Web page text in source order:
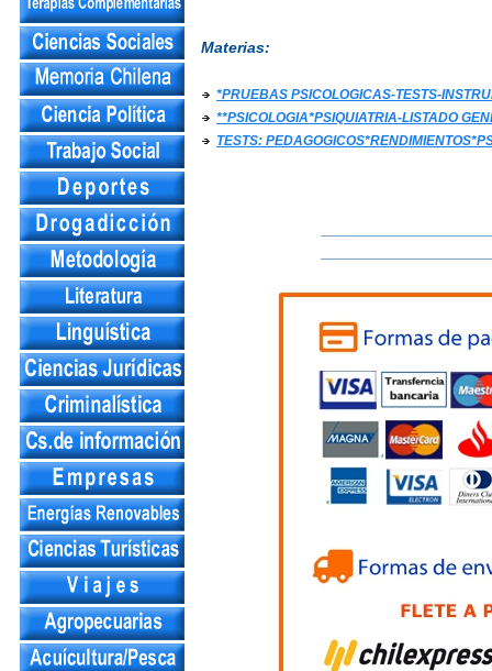
Materias:
*PRUEBAS PSICOLOGICAS-TESTS-
**PSICOLOGIA*PSIQUIATRIA-LISTADO
TESTS: